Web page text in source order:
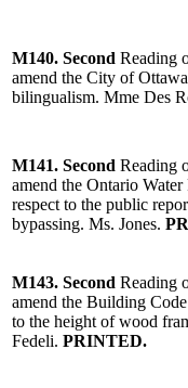
M140. Second Reading
amend the City of
bilingualism. Mme Des
M141. Second Reading
amend the Ontario
respect to the public
bypassing. Ms. Jones.
M143. Second Reading
amend the Building
to the height of wood
Fedeli. PRINTED.